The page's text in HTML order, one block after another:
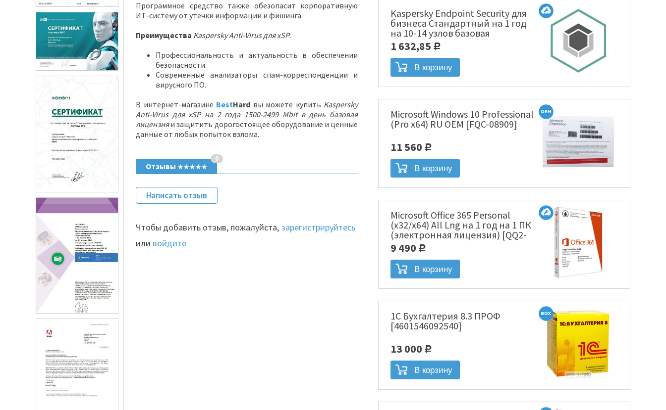
Kaspersky Endpoint Security для
бизнеса Стандартный на 1 год
на 10-14 узлов базовая
лицензия [KL4863RAKFS]
1 632,85 Р
Microsoft Windows 10 Professional
(Pro x64) RU OEM [FQC-08909]
11 560 Р
Microsoft Office 365 Personal
(x32/x64) All Lng на 1 год на 1 ПК
(электронная лицензия) [QQ2-
00004]
9 490 Р
1С Бухгалтерия 8.3 ПРОФ
[4601546092540]
13 000 Р
Программное средство также обезопасит корпоративную
ИТ-систему от утечки информации и фишинга.
Преимущества Kaspersky Anti-Virus для xSP:
Профессиональность и актуальность в обеспечении
безопасности.
Современные анализаторы спам-корреспонденции и
вирусного ПО.
В интернет-магазине BestHard вы можете купить Kaspersky
Anti-Virus для xSP на 2 года 1500-2499 Mbit в день базовая
лицензияи защитить дорогостоящее оборудование и ценные
данные от любых попыток взлома.
Отзывы ★★★★★
0
Написать отзыв
Чтобы добавить отзыв, пожалуйста, зарегистрируйтесь
или войдите